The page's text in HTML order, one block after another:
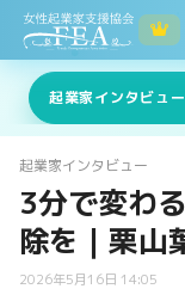
起業家インタビュ
起業家インタビュー
3分で変わ
除を｜栗山
2026年5月16日 14:05